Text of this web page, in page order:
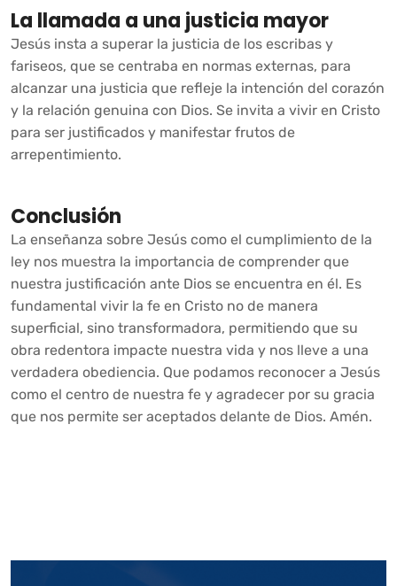
La llamada a una justicia mayor
Jesús insta a superar la justicia de los escribas y
fariseos, que se centraba en normas externas, para
alcanzar una justicia que refleje la intención del corazón
y la relación genuina con Dios. Se invita a vivir en Cristo
para ser justificados y manifestar frutos de
arrepentimiento.
Conclusión
La enseñanza sobre Jesús como el cumplimiento de la
ley nos muestra la importancia de comprender que
nuestra justificación ante Dios se encuentra en él. Es
fundamental vivir la fe en Cristo no de manera
superficial, sino transformadora, permitiendo que su
obra redentora impacte nuestra vida y nos lleve a una
verdadera obediencia. Que podamos reconocer a Jesús
como el centro de nuestra fe y agradecer por su gracia
que nos permite ser aceptados delante de Dios. Amén.